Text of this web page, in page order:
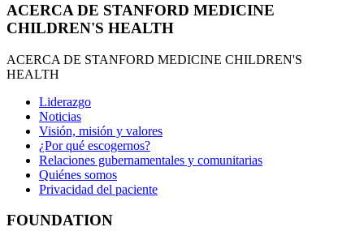
ACERCA DE STANFORD MEDICINE
CHILDREN'S HEALTH
ACERCA DE STANFORD MEDICINE CHILDREN'S
HEALTH
Liderazgo
Noticias
Visión, misión y valores
¿Por qué escogernos?
Relaciones gubernamentales y comunitarias
Quiénes somos
Privacidad del paciente
FOUNDATION